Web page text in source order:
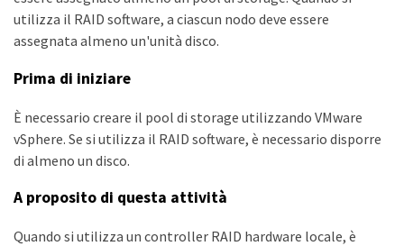
utilizza il RAID software, a ciascun nodo deve essere
assegnata almeno un'unità disco.
Prima di iniziare
È necessario creare il pool di storage utilizzando VMware
vSphere. Se si utilizza il RAID software, è necessario disporre
di almeno un disco.
A proposito di questa attività
Quando si utilizza un controller RAID hardware locale, è